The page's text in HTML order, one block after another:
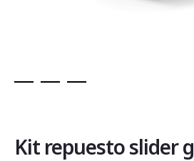
de
la
Kit repuesto slider